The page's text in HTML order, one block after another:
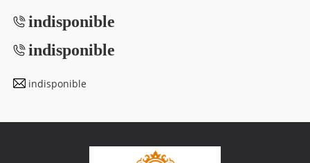
indisponible
indisponible
indisponible